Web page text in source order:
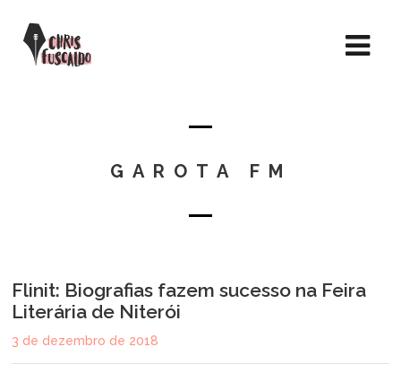
GAROTA FM
Flinit: Biografias fazem sucesso na Feira
Literária de Niterói
3 de dezembro de 2018